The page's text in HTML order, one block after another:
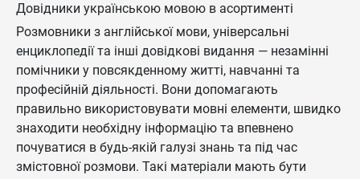
Довідники українською мовою в асортименті
Розмовники з англійської мови, універсальні
енциклопедії та інші довідкові видання — незамінні
помічники у повсякденному житті, навчанні та
професійній діяльності. Вони допомагають
правильно використовувати мовні елементи, швидко
знаходити необхідну інформацію та впевнено
почуватися в будь-якій галузі знань та під час
змістовної розмови. Такі матеріали мають бути